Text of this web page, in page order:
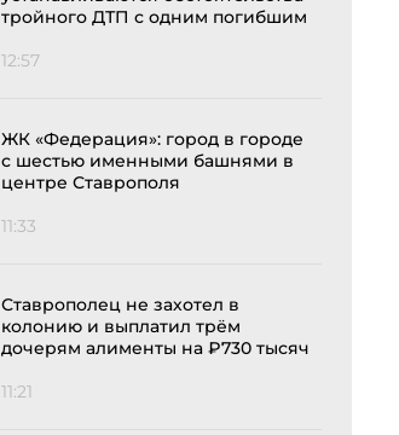
тройного ДТП с одним погибшим
12:57
ЖК «Федерация»: город в городе
с шестью именными башнями в
центре Ставрополя
11:33
Ставрополец не захотел в
колонию и выплатил трём
дочерям алименты на ₽730 тысяч
11:21